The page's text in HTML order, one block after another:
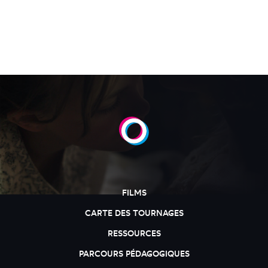
FILMS
CARTE DES TOURNAGES
RESSOURCES
PARCOURS PÉDAGOGIQUES